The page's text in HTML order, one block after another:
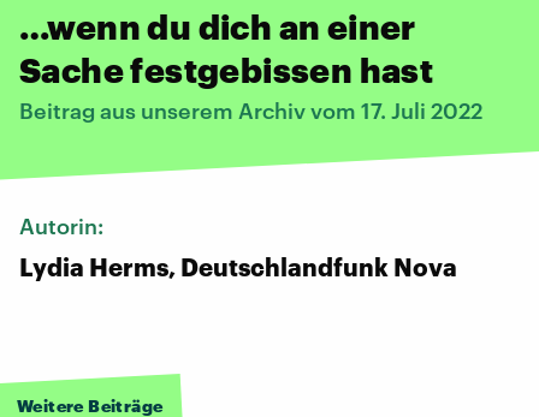
…wenn du dich an einer
Sache festgebissen hast
Beitrag aus unserem Archiv vom 17. Juli 2022
Autorin:
Lydia Herms, Deutschlandfunk Nova
Weitere Beiträge